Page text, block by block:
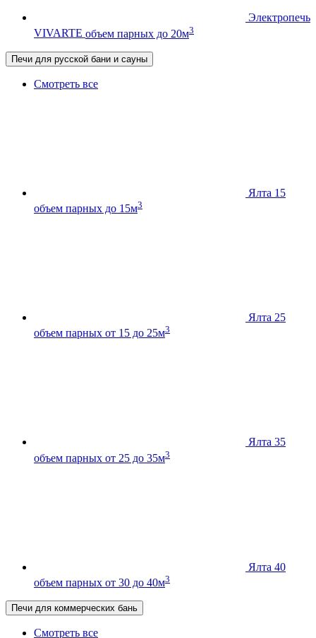
Электропечь
VIVARTE объем парных до 20м3
Печи для русской бани и сауны
Смотреть все
Ялта 15
объем парных до 15м3
Ялта 25
объем парных от 15 до 25м3
Ялта 35
объем парных от 25 до 35м3
Ялта 40
объем парных от 30 до 40м3
Печи для коммерческих бань
Смотреть все